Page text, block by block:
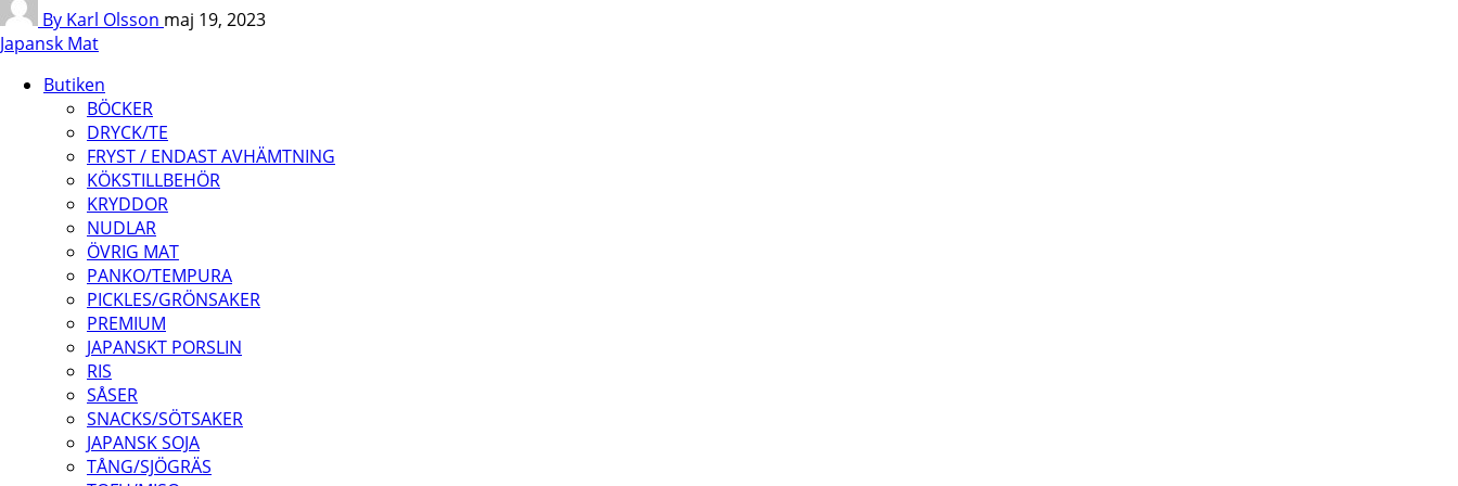
By Karl Olsson maj 19, 2023
Japansk Mat
Butiken
BÖCKER
DRYCK/TE
FRYST / ENDAST AVHÄMTNING
KÖKSTILLBEHÖR
KRYDDOR
NUDLAR
ÖVRIG MAT
PANKO/TEMPURA
PICKLES/GRÖNSAKER
PREMIUM
JAPANSKT PORSLIN
RIS
SÅSER
SNACKS/SÖTSAKER
JAPANSK SOJA
TÅNG/SJÖGRÄS